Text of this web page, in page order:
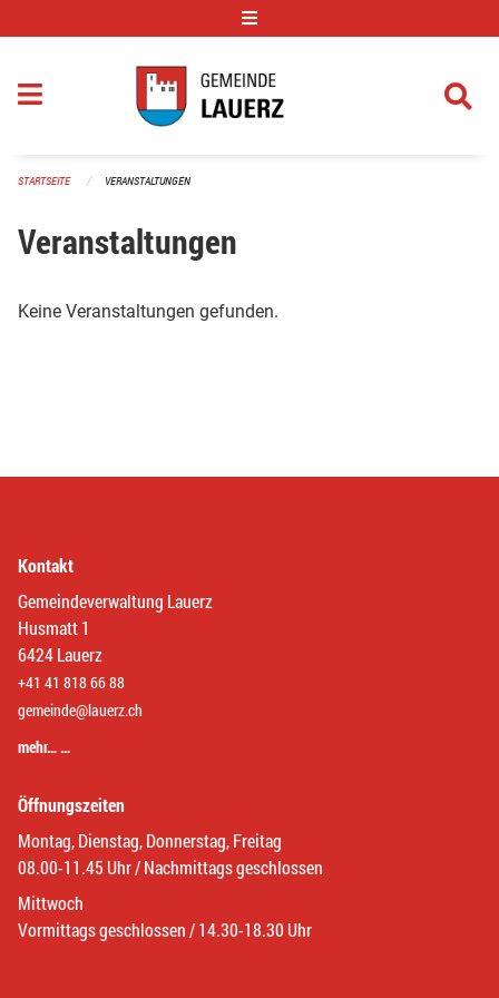
STARTSEITE VERANSTALTUNGEN
Veranstaltungen
Keine Veranstaltungen gefunden.
Kontakt
Gemeindeverwaltung Lauerz
Husmatt 1
6424 Lauerz
+41 41 818 66 88
gemeinde@lauerz.ch
mehr… …
Öffnungszeiten
Montag, Dienstag, Donnerstag, Freitag
08.00-11.45 Uhr / Nachmittags geschlossen
Mittwoch
Vormittags geschlossen / 14.30-18.30 Uhr